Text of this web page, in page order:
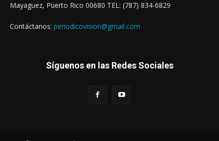
Mayaguez, Puerto Rico 00680 TEL: (787) 834-6829
Contáctanos: periodicovision@gmail.com
Síguenos en las Redes Sociales